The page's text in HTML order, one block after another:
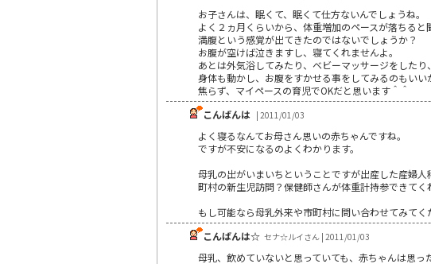
お子さんは、眠くて、眠くて仕方ないんでしょうね。
よく２ヵ月くらいから、体重増加のペースが落ちると
満腹という感覚が出てきたのではないでしょうか？
お腹が空けば泣きますし、寝てくれませんよ。
あとは外気浴してみたり、ベビーマッサージをしたり、
身体も動かし、お腹をすかせる事をしてみるのもいい
焦らず、マイペースの育児でOKだと思います＾＾
こんばんは | 2011/01/03
よく寝るなんてお母さん思いの赤ちゃんですね。
ですが不安になるのよくわかります。
母乳の出がいまいちということですが出産した産婦
町村の新生児訪問？保健師さんが体重計持参できてく
もし可能なら母乳外来や市町村に問い合わせてみて
こんばんは☆ セナ☆ルイさん | 2011/01/03
母乳、飲めていないと思っていても、赤ちゃんは思